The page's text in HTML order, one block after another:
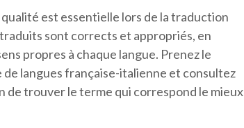
est essentielle lors de la traduction
sont corrects et appropriés, en
propres à chaque langue. Prenez le
langues française-italienne et consultez
de trouver le terme qui correspond le mieux